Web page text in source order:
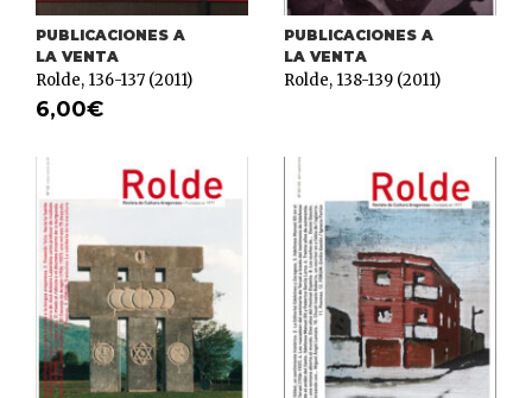
PUBLICACIONES A
LA VENTA
Rolde, 136-137 (2011)
6,00€
PUBLICACIONES A
LA VENTA
Rolde, 138-139 (2011)